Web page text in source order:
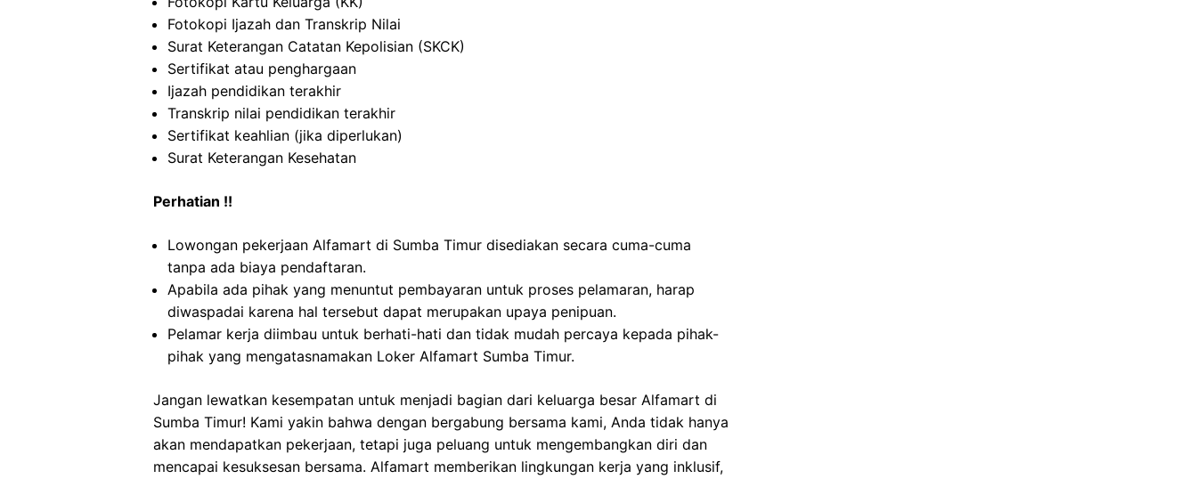
Fotokopi Ijazah dan Transkrip Nilai
Surat Keterangan Catatan Kepolisian (SKCK)
Sertifikat atau penghargaan
Ijazah pendidikan terakhir
Transkrip nilai pendidikan terakhir
Sertifikat keahlian (jika diperlukan)
Surat Keterangan Kesehatan
Perhatian !!
Lowongan pekerjaan Alfamart di Sumba Timur disediakan secara cuma-cuma
tanpa ada biaya pendaftaran.
Apabila ada pihak yang menuntut pembayaran untuk proses pelamaran, harap
diwaspadai karena hal tersebut dapat merupakan upaya penipuan.
Pelamar kerja diimbau untuk berhati-hati dan tidak mudah percaya kepada pihak-
pihak yang mengatasnamakan Loker Alfamart Sumba Timur.
Jangan lewatkan kesempatan untuk menjadi bagian dari keluarga besar Alfamart di
Sumba Timur! Kami yakin bahwa dengan bergabung bersama kami, Anda tidak hanya
akan mendapatkan pekerjaan, tetapi juga peluang untuk mengembangkan diri dan
mencapai kesuksesan bersama. Alfamart memberikan lingkungan kerja yang inklusif,